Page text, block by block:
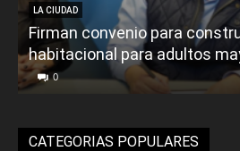
LA CIUDAD
Firman convenio para
habitacional para adultos
0
CATEGORIAS POPULARES